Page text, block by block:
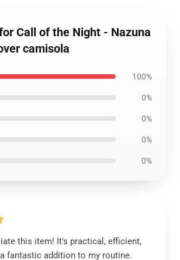
Call of the Night - Nazuna
camisola
100%
0%
0%
0%
0%
this item! It's practical, efficient,
fantastic addition to my routine.